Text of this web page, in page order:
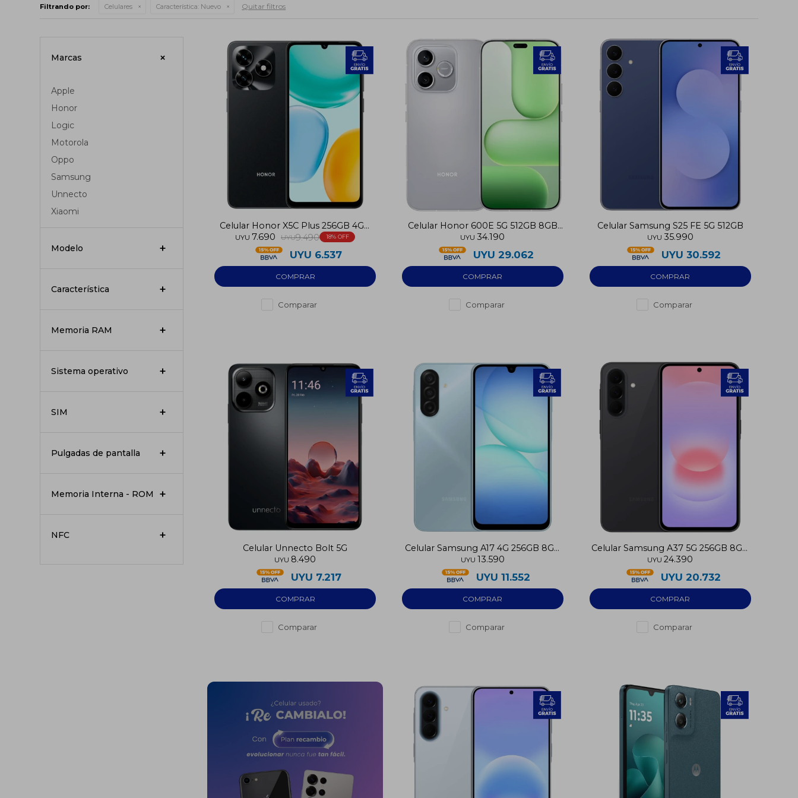
Filtrando por: Celulares Característica: Nuevo Quitar filtros
Celular Honor X5C Plus 256GB 4GB
RAM
UYU 7.690 UYU9.490 18
UYU 6.537
Comparar
Celular Honor 600E 5G 512GB 8GB
RAM
UYU 34.190
UYU 29.062
Comparar
Celular Samsung S25 FE 5G 512GB
UYU 35.990
UYU 30.592
Comparar
Celular Unnecto Bolt 5G
UYU 8.490
UYU 7.217
Comparar
Celular Samsung A17 4G 256GB 8GB
RAM
UYU 13.590
UYU 11.552
Comparar
Celular Samsung A37 5G 256GB 8GB
RAM
UYU 24.390
UYU 20.732
Comparar
Marcas
Apple
Honor
Logic
Motorola
Oppo
Samsung
Unnecto
Xiaomi
Modelo
Característica
Memoria RAM
Sistema operativo
SIM
Pulgadas de pantalla
Memoria Interna - ROM
NFC